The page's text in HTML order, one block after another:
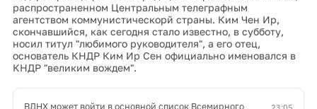
распространенном Центральным телеграфным
агентством коммунистическорй страны. Ким Чен Ир,
скончавшийся, как сегодня стало известно, в субботу,
носил титул "любимого руководителя", а его отец,
основатель КНДР Ким Ир Сен официально именовался в
КНДР "великим вождем".